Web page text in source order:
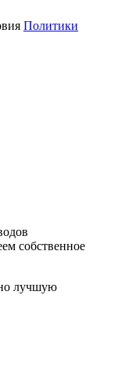
Политики
собственное
лучшую